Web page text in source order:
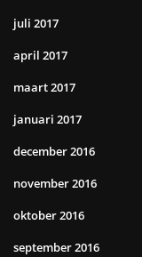
juli 2017
april 2017
maart 2017
januari 2017
december 2016
november 2016
oktober 2016
september 2016